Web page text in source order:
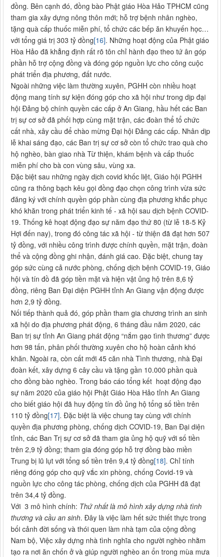
đồng. Bên cạnh đó, đồng bào Phật giáo Hòa Hảo TPHCM cũng
tham gia xây dựng nông thôn mới; hỗ trợ bệnh nhân nghèo,
tặng quà cấp thuốc miễn phí, tổ chức các bếp ăn khuyến học…
với tổng giá trị 303 tỷ đồng[16]. Những hoạt động của Phật giáo
Hòa Hảo đã khẳng định rất rõ tôn chỉ hành đạo theo tứ ân góp
phần hỗ trợ cộng đồng và đóng góp nguồn lực cho công cuộc
phát triển địa phương, đất nước.
Ngoài những việc làm thường xuyên, PGHH còn nhiều hoạt
động mang tính sự kiện đóng góp cho xã hội như trong dịp đại
hội Đảng bộ chính quyền các cấp ở An Giang, hầu hết các Ban
trị sự cơ sở đã phối hợp cùng mặt trận, các đoàn thể tổ chức
cất nhà, xây cầu để chào mừng Đại hội Đảng các cấp. Nhân dịp
lễ khai sáng đạo, các Ban trị sự cơ sở còn tổ chức trao quà cho
hộ nghèo, bàn giao nhà Từ thiện, khám bệnh và cấp thuốc
miễn phí cho bà con vùng sâu, vùng xa.
Đặc biệt sau những ngày dịch covid khốc liệt, Giáo hội PGHH
cũng ra thông bạch kêu gọi đồng đạo chọn công trình vừa sức
đăng ký với chính quyền góp phần cùng địa phương khắc phục
khó khăn trong phát triển kinh tế - xã hội sau dịch bệnh COVID-
19. Thống kê hoạt động đạo sự năm đạo thứ 80 (từ lễ 18-5 Kỷ
Hợi đến nay), trong đó công tác xã hội - từ thiện đã đạt hơn 507
tỷ đồng, với nhiều công trình được chính quyền, mặt trận, đoàn
thể và cộng đồng ghi nhận, đánh giá cao. Đặc biệt, chung tay
góp sức cùng cả nước phòng, chống dịch bệnh COVID-19, Giáo
hội và tín đồ đã góp tiền mặt và hiện vật ủng hộ trên 8,6 tỷ
đồng, riêng Ban Đại diện PGHH tỉnh An Giang vận động được
hơn 2,9 tỷ đồng.
Nối tiếp thành quả đó, góp phần tham gia chương trình an sinh
xã hội do địa phương phát động, 6 tháng đầu năm 2020, các
Ban trị sự tỉnh An Giang phát động “nắm gạo tình thương” được
hơn 98 tấn, phân phối thường xuyên cho hộ hoàn cảnh khó
khăn. Ngoài ra, còn cất mới 45 căn nhà Tình thương, nhà Đại
đoàn kết, xây dựng 6 cây cầu và tặng gần 10.000 phần quà
cho đồng bào nghèo. Trong báo cáo tổng kết hoạt động đạo
sự năm 2020 của giáo hội Phật Giáo Hòa Hảo tỉnh An Giang
cho biết giáo hội đã huy động tín đồ ủng hộ tổng số tiền trên
110 tỷ đồng[17]. Đặc biệt là việc chung tay cùng với chính
quyền địa phương phòng, chống dịch COVID-19, Ban Đại diện
tỉnh, các Ban Trị sự cơ sở đã tham gia ủng hộ quỹ với số tiền
trên 2,9 tỷ đồng; tham gia đóng góp hỗ trợ đồng bào miền
Trung bị lũ lụt với tổng số tiền trên 9,4 tỷ đồng[18]. Chỉ tính
riêng đóng góp cho quỹ vắc xin phòng, chống Covid-19 và
nguồn lực cho công tác phòng, chống dịch của PGHH đã đạt
trên 34,4 tỷ đồng.
Với 3 mô hình chính: Thứ nhất là mô hình xây dựng nhà tình
thương và cầu an sinh. Đây là việc làm hết sức thiết thực trong
bối cảnh đời sống và thói quen làm nhà tạm của cộng đồng
Nam bộ, Việc xây dựng nhà tình nghĩa cho người nghèo nhằm
tạo ra nơi ăn chốn ở và giúp người nghèo an ổn trong mùa mưa